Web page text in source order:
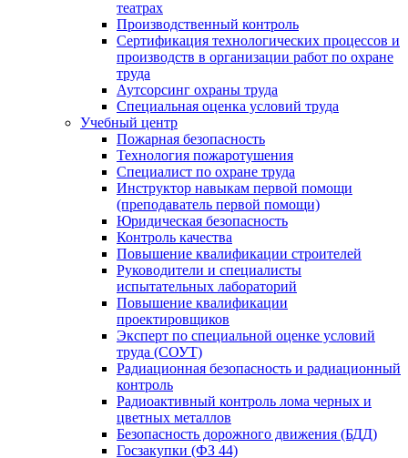
театрах
Производственный контроль
Сертификация технологических процессов и
производств в организации работ по охране
труда
Аутсорсинг охраны труда
Специальная оценка условий труда
Учебный центр
Пожарная безопасность
Технология пожаротушения
Специалист по охране труда
Инструктор навыкам первой помощи
(преподаватель первой помощи)
Юридическая безопасность
Контроль качества
Повышение квалификации строителей
Руководители и специалисты
испытательных лабораторий
Повышение квалификации
проектировщиков
Эксперт по специальной оценке условий
труда (СОУТ)
Радиационная безопасность и радиационный
контроль
Радиоактивный контроль лома черных и
цветных металлов
Безопасность дорожного движения (БДД)
Госзакупки (ФЗ 44)